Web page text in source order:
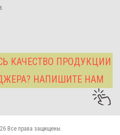
КАЧЕСТВО ПРОДУКЦИИ
НАПИШИТЕ НАМ
Все права защищены.